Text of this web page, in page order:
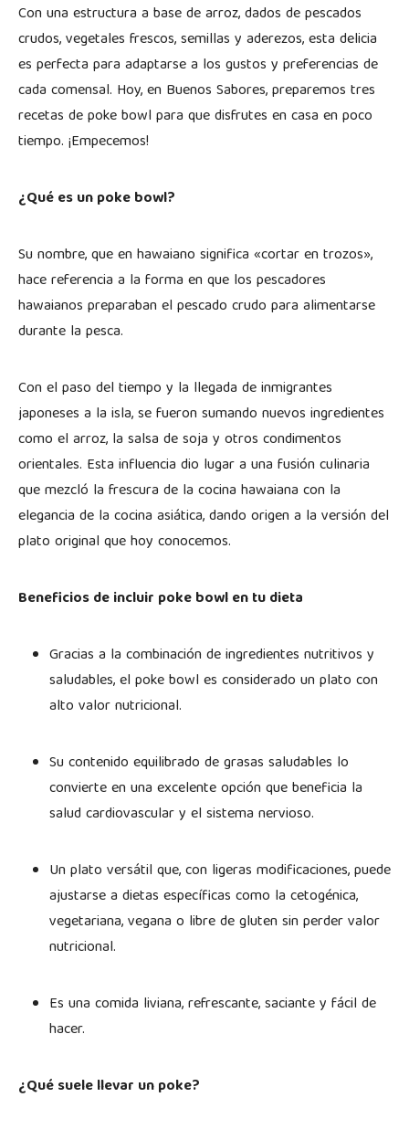
Con una estructura a base de arroz, dados de pescados
crudos, vegetales frescos, semillas y aderezos, esta delicia
es perfecta para adaptarse a los gustos y preferencias de
cada comensal. Hoy, en Buenos Sabores, preparemos tres
recetas de poke bowl para que disfrutes en casa en poco
tiempo. ¡Empecemos!
¿Qué es un poke bowl?
Su nombre, que en hawaiano significa «cortar en trozos»,
hace referencia a la forma en que los pescadores
hawaianos preparaban el pescado crudo para alimentarse
durante la pesca.
Con el paso del tiempo y la llegada de inmigrantes
japoneses a la isla, se fueron sumando nuevos ingredientes
como el arroz, la salsa de soja y otros condimentos
orientales. Esta influencia dio lugar a una fusión culinaria
que mezcló la frescura de la cocina hawaiana con la
elegancia de la cocina asiática, dando origen a la versión del
plato original que hoy conocemos.
Beneficios de incluir poke bowl en tu dieta
Gracias a la combinación de ingredientes nutritivos y
saludables, el poke bowl es considerado un plato con
alto valor nutricional.
Su contenido equilibrado de grasas saludables lo
convierte en una excelente opción que beneficia la
salud cardiovascular y el sistema nervioso.
Un plato versátil que, con ligeras modificaciones, puede
ajustarse a dietas específicas como la cetogénica,
vegetariana, vegana o libre de gluten sin perder valor
nutricional.
Es una comida liviana, refrescante, saciante y fácil de
hacer.
¿Qué suele llevar un poke?